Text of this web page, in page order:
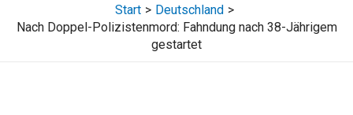
Start
Deutschland
Nach Doppel-Polizistenmord: Fahndung nach 38-Jährigem
gestartet